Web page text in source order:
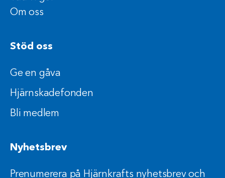
Om oss
Stöd oss
Ge en gåva
Hjärnskadefonden
Bli medlem
Nyhetsbrev
Prenumerera på Hjärnkrafts nyhetsbrev och